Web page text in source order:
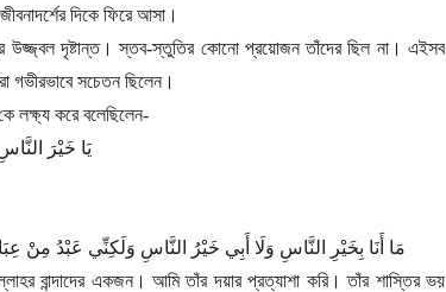
দিকে ফিরে আসা।
উজ্জ্বল দৃষ্টান্ত। স্তব-স্তুতির কোনো প্রয়োজন তাঁদের ছিল না। এইসব
সচেতন ছিলেন।
লক্ষ্য করে বলেছিলেন-
يَا خَيْرَ
مَا أَنَا بِخَيْرِ النَّاسِ وَلَا أَبِي خَيْرُ النَّاسِ وَلَكِنِّي عَبْدُ مِنْ
বান্দাদের একজন। আমি তাঁর দয়ার প্রত্যাশা করি। তাঁর শাস্তির ভয়